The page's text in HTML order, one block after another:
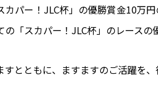
カパー！JLC杯」の優勝賞金10万
の「スカパー！JLC杯」のレース
とともに、ますますのご活躍を、